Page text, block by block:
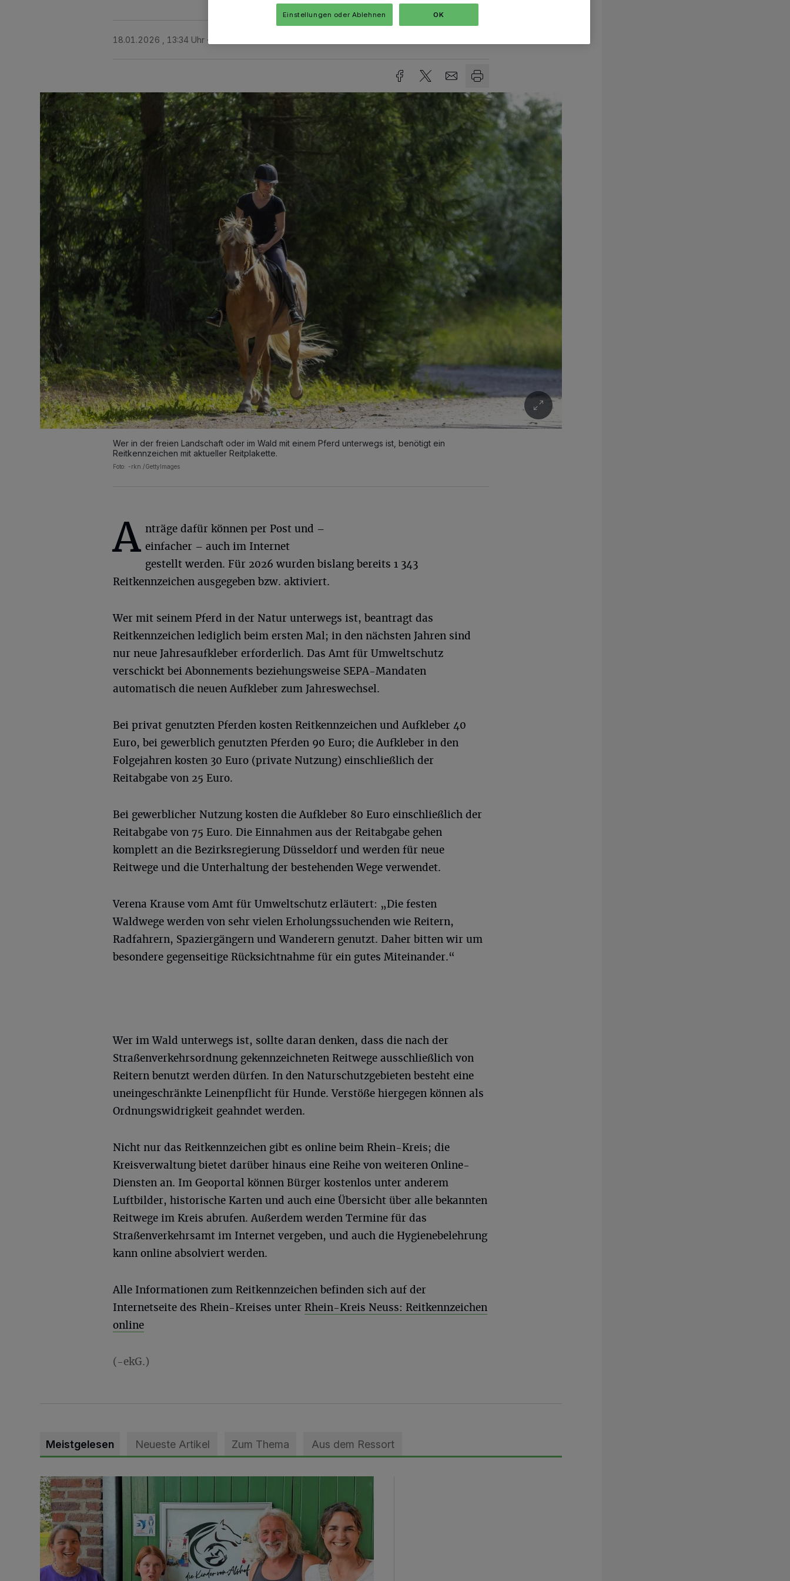
18.01.2026 , 13:34 Uhr
Wer in der freien Landschaft oder im Wald mit einem Pferd unterwegs ist, benötigt ein
Reitkennzeichen mit aktueller Reitplakette.
Foto: -rkn./GettyImages
A nträge dafür können per Post und –
einfacher – auch im Internet
gestellt werden. Für 2026 wurden bislang bereits 1 343
Reitkennzeichen ausgegeben bzw. aktiviert.
Wer mit seinem Pferd in der Natur unterwegs ist, beantragt das
Reitkennzeichen lediglich beim ersten Mal; in den nächsten Jahren sind
nur neue Jahresaufkleber erforderlich. Das Amt für Umweltschutz
verschickt bei Abonnements beziehungsweise SEPA-Mandaten
automatisch die neuen Aufkleber zum Jahreswechsel.
Bei privat genutzten Pferden kosten Reitkennzeichen und Aufkleber 40
Euro, bei gewerblich genutzten Pferden 90 Euro; die Aufkleber in den
Folgejahren kosten 30 Euro (private Nutzung) einschließlich der
Reitabgabe von 25 Euro.
Bei gewerblicher Nutzung kosten die Aufkleber 80 Euro einschließlich der
Reitabgabe von 75 Euro. Die Einnahmen aus der Reitabgabe gehen
komplett an die Bezirksregierung Düsseldorf und werden für neue
Reitwege und die Unterhaltung der bestehenden Wege verwendet.
Verena Krause vom Amt für Umweltschutz erläutert: „Die festen
Waldwege werden von sehr vielen Erholungssuchenden wie Reitern,
Radfahrern, Spaziergängern und Wanderern genutzt. Daher bitten wir um
besondere gegenseitige Rücksichtnahme für ein gutes Miteinander.“
Wer im Wald unterwegs ist, sollte daran denken, dass die nach der
Straßenverkehrsordnung gekennzeichneten Reitwege ausschließlich von
Reitern benutzt werden dürfen. In den Naturschutzgebieten besteht eine
uneingeschränkte Leinenpflicht für Hunde. Verstöße hiergegen können als
Ordnungswidrigkeit geahndet werden.
Nicht nur das Reitkennzeichen gibt es online beim Rhein-Kreis; die
Kreisverwaltung bietet darüber hinaus eine Reihe von weiteren Online-
Diensten an. Im Geoportal können Bürger kostenlos unter anderem
Luftbilder, historische Karten und auch eine Übersicht über alle bekannten
Reitwege im Kreis abrufen. Außerdem werden Termine für das
Straßenverkehrsamt im Internet vergeben, und auch die Hygienebelehrung
kann online absolviert werden.
Alle Informationen zum Reitkennzeichen befinden sich auf der
Internetseite des Rhein-Kreises unter Rhein-Kreis Neuss: Reitkennzeichen
online
(-ekG.)
Meistgelesen Neueste Artikel Zum Thema Aus dem Ressort
Vorbildlicher Einsatz für den Artenschutz gewürdigt
Einstellungen oder Ablehnen OK